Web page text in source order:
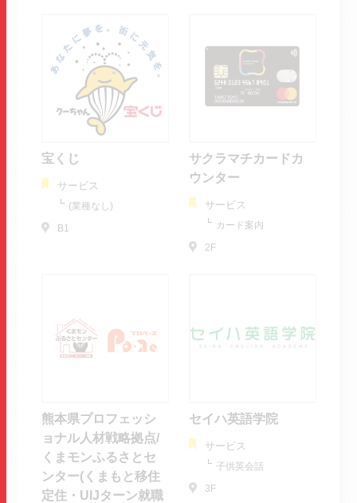
宝くじ
サービス
(業種なし)
B1
サクラマチカードカ
ウンター
サービス
カード案内
2F
熊本県プロフェッシ
ョナル人材戦略拠点/
くまモンふるさとセ
ンター(くまもと移住
定住・UIJターン就職
セイハ英語学院
サービス
子供英会話
3F